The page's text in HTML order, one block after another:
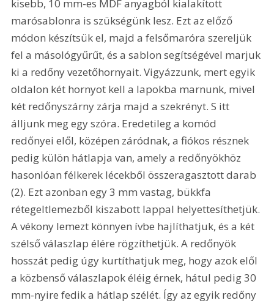
kisebb, 10 mm-es MDF anyagból kialakított
marósablonra is szükségünk lesz. Ezt az előző
módon készítsük el, majd a felsőmaróra szereljük
fel a másológyűrűt, és a sablon segítségével marjuk
ki a redőny vezetőhornyait. Vigyázzunk, mert egyik
oldalon két hornyot kell a lapokba marnunk, mivel
két redőnyszárny zárja majd a szekrényt. S itt
álljunk meg egy szóra. Eredetileg a komód
redőnyei elől, középen záródnak, a fiókos résznek
pedig külön hátlapja van, amely a redőnyökhöz
hasonlóan félkerek lécekből összeragasztott darab
(2). Ezt azonban egy 3 mm vastag, bükkfa
rétegeltlemezből kiszabott lappal helyettesíthetjük.
A vékony lemezt könnyen ívbe hajlíthatjuk, és a két
szélső válaszlap élére rögzíthetjük. A redőnyök
hosszát pedig úgy kurtíthatjuk meg, hogy azok elől
a közbenső válaszlapok éléig érnek, hátul pedig 30
mm-nyire fedik a hátlap szélét. Így az egyik redőny